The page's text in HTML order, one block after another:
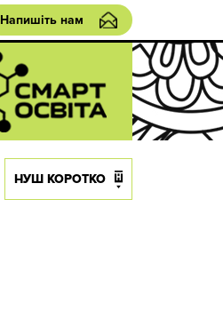
Напишіть нам
НУШ КОРОТКО